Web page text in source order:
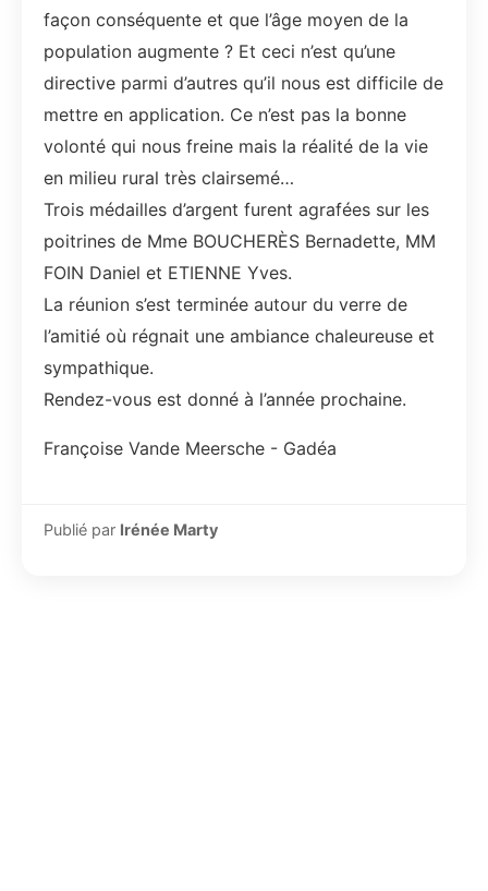
façon conséquente et que l’âge moyen de la
population augmente ? Et ceci n’est qu’une
directive parmi d’autres qu’il nous est difficile de
mettre en application. Ce n’est pas la bonne
volonté qui nous freine mais la réalité de la vie
en milieu rural très clairsemé…
Trois médailles d’argent furent agrafées sur les
poitrines de Mme BOUCHERÈS Bernadette, MM
FOIN Daniel et ETIENNE Yves.
La réunion s’est terminée autour du verre de
l’amitié où régnait une ambiance chaleureuse et
sympathique.
Rendez-vous est donné à l’année prochaine.
Françoise Vande Meersche - Gadéa
Publié par Irénée Marty